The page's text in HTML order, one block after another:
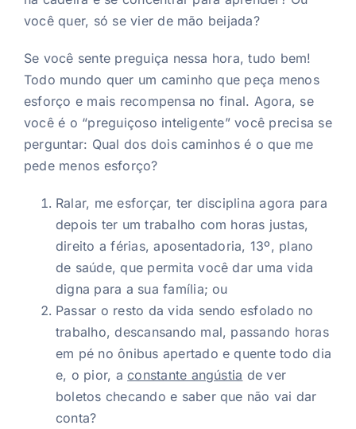
você quer, só se vier de mão beijada?
Se você sente preguiça nessa hora, tudo bem!
Todo mundo quer um caminho que peça menos
esforço e mais recompensa no final. Agora, se
você é o “preguiçoso inteligente” você precisa se
perguntar: Qual dos dois caminhos é o que me
pede menos esforço?
Ralar, me esforçar, ter disciplina agora para
depois ter um trabalho com horas justas,
direito a férias, aposentadoria, 13º, plano
de saúde, que permita você dar uma vida
digna para a sua família; ou
Passar o resto da vida sendo esfolado no
trabalho, descansando mal, passando horas
em pé no ônibus apertado e quente todo dia
e, o pior, aconstante angústia de ver
boletos checando e saber que não vai dar
conta?